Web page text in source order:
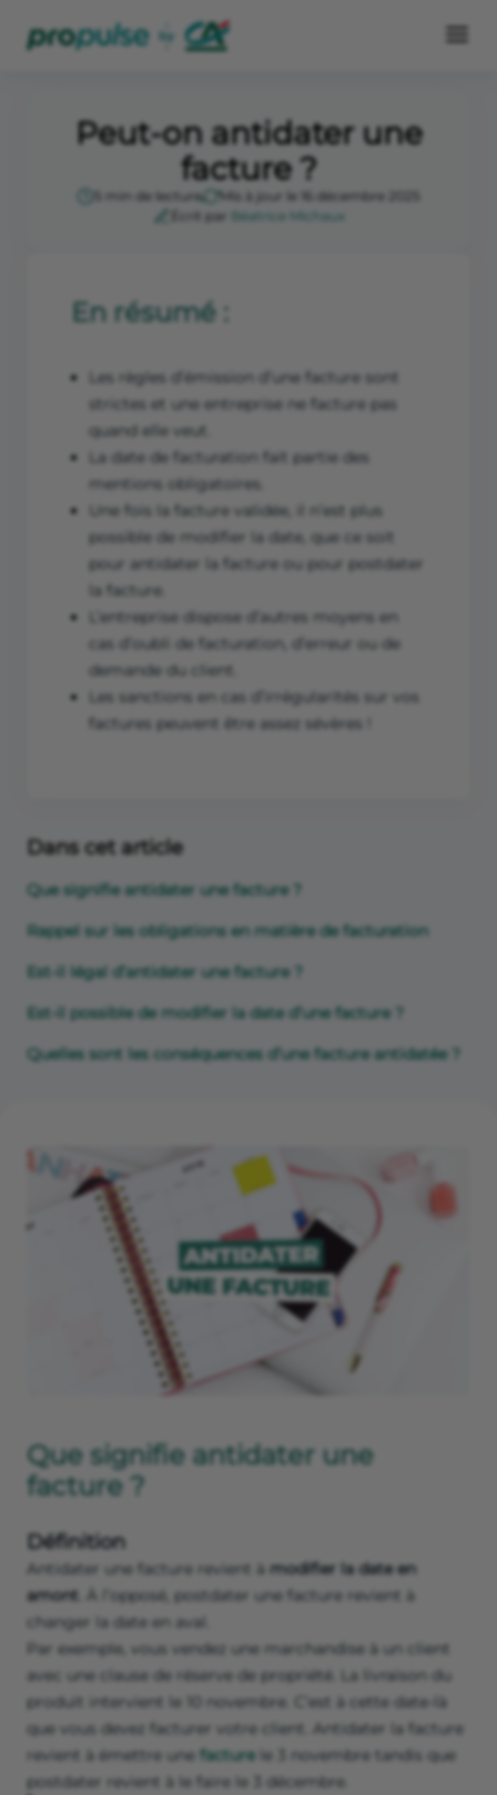
Peut-on antidater une
facture ?
5 min de lecture
Mis à jour le 16 décembre 2025
Écrit par
Béatrice Michaux
En résumé :
Les règles d’émission d’une facture sont
strictes et une entreprise ne facture pas
quand elle veut.
La date de facturation fait partie des
mentions obligatoires.
Une fois la facture validée, il n’est plus
possible de modifier la date, que ce soit
pour antidater la facture ou pour postdater
la facture.
L’entreprise dispose d’autres moyens en
cas d’oubli de facturation, d’erreur ou de
demande du client.
Les sanctions en cas d’irrégularités sur vos
factures peuvent être assez sévères !
Dans cet article
Que signifie antidater une facture ?
Rappel sur les obligations en matière de facturation
Est-il légal d’antidater une facture ?
Est-il possible de modifier la date d’une facture ?
Quelles sont les conséquences d’une facture antidatée ?
Que signifie antidater une
facture ?
Définition
Antidater une facture revient à modifier la date en
amont . À l’opposé, postdater une facture revient à
changer la date en aval.
Par exemple, vous vendez une marchandise à un client
avec une clause de réserve de propriété. La livraison du
produit intervient le 10 novembre. C’est à cette date-là
que vous devez facturer votre client. Antidater la facture
revient à émettre une facturele 3 novembre tandis que
postdater revient à le faire le 3 décembre.